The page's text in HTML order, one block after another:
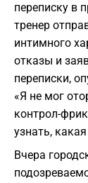
переписку в
тренер
интимного
отказы и
переписки,
«Я не мог
контрол-
узнать,
Вчера